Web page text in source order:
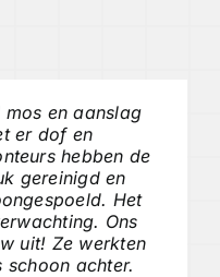
en aanslag
er dof en
hebben de
gereinigd en
Het
Ons
uit! Ze werkten
schoon achter.